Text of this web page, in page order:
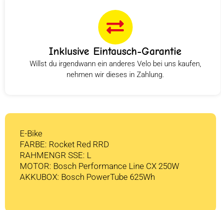
Inklusive Eintausch-Garantie
Willst du irgendwann ein anderes Velo bei uns kaufen,
nehmen wir dieses in Zahlung.
E-Bike
FARBE: Rocket Red RRD
RAHMENGR SSE: L
MOTOR: Bosch Performance Line CX 250W
AKKUBOX: Bosch PowerTube 625Wh